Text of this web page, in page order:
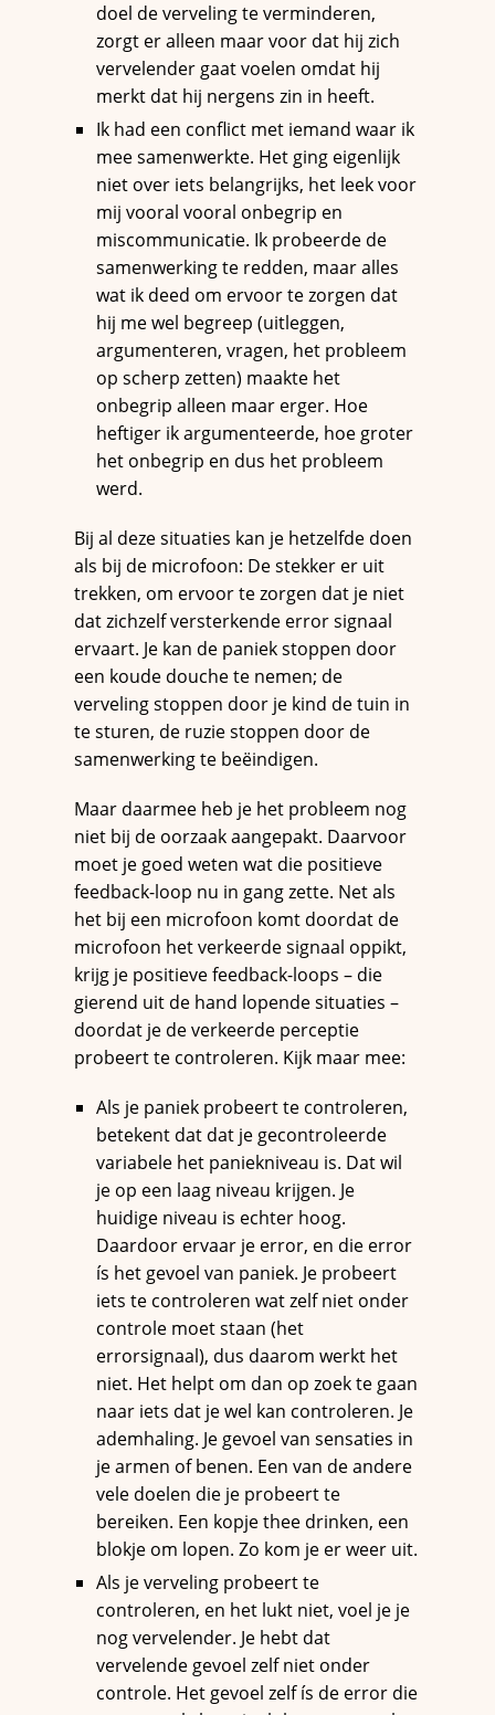
doel de verveling te verminderen,
zorgt er alleen maar voor dat hij zich
vervelender gaat voelen omdat hij
merkt dat hij nergens zin in heeft.
Ik had een conflict met iemand waar ik
mee samenwerkte. Het ging eigenlijk
niet over iets belangrijks, het leek voor
mij vooral vooral onbegrip en
miscommunicatie. Ik probeerde de
samenwerking te redden, maar alles
wat ik deed om ervoor te zorgen dat
hij me wel begreep (uitleggen,
argumenteren, vragen, het probleem
op scherp zetten) maakte het
onbegrip alleen maar erger. Hoe
heftiger ik argumenteerde, hoe groter
het onbegrip en dus het probleem
werd.
Bij al deze situaties kan je hetzelfde doen
als bij de microfoon: De stekker er uit
trekken, om ervoor te zorgen dat je niet
dat zichzelf versterkende error signaal
ervaart. Je kan de paniek stoppen door
een koude douche te nemen; de
verveling stoppen door je kind de tuin in
te sturen, de ruzie stoppen door de
samenwerking te beëindigen.
Maar daarmee heb je het probleem nog
niet bij de oorzaak aangepakt. Daarvoor
moet je goed weten wat die positieve
feedback-loop nu in gang zette. Net als
het bij een microfoon komt doordat de
microfoon het verkeerde signaal oppikt,
krijg je positieve feedback-loops – die
gierend uit de hand lopende situaties –
doordat je de verkeerde perceptie
probeert te controleren. Kijk maar mee:
Als je paniek probeert te controleren,
betekent dat dat je gecontroleerde
variabele het paniekniveau is. Dat wil
je op een laag niveau krijgen. Je
huidige niveau is echter hoog.
Daardoor ervaar je error, en die error
ís het gevoel van paniek. Je probeert
iets te controleren wat zelf niet onder
controle moet staan (het
errorsignaal), dus daarom werkt het
niet. Het helpt om dan op zoek te gaan
naar iets dat je wel kan controleren. Je
ademhaling. Je gevoel van sensaties in
je armen of benen. Een van de andere
vele doelen die je probeert te
bereiken. Een kopje thee drinken, een
blokje om lopen. Zo kom je er weer uit.
Als je verveling probeert te
controleren, en het lukt niet, voel je je
nog vervelender. Je hebt dat
vervelende gevoel zelf niet onder
controle. Het gevoel zelf ís de error die